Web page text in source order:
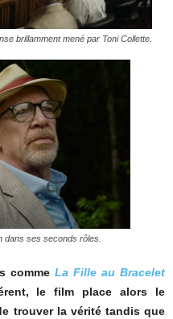
brillamment mené par Toni Collette.
dans ses seconds rôles.
comme La Fille au Bracelet
le film place alors le
trouver la vérité tandis que